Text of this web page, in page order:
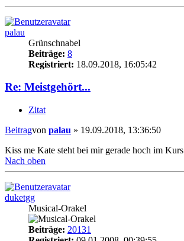
palau
Grünschnabel
Beiträge: 8
Registriert: 18.09.2018, 16:05:42
Re: Meistgehört...
Zitat
Beitragvon palau » 19.09.2018, 13:36:50
Kiss me Kate steht bei mir gerade hoch im Kurs
Nach oben
duketgg
Musical-Orakel
Beiträge: 20131